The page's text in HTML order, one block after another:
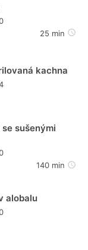
ještě nebyl
25 min
kachna
ještě nebyl
sušenými
ještě nebyl
140 min
alobalu
ještě nebyl